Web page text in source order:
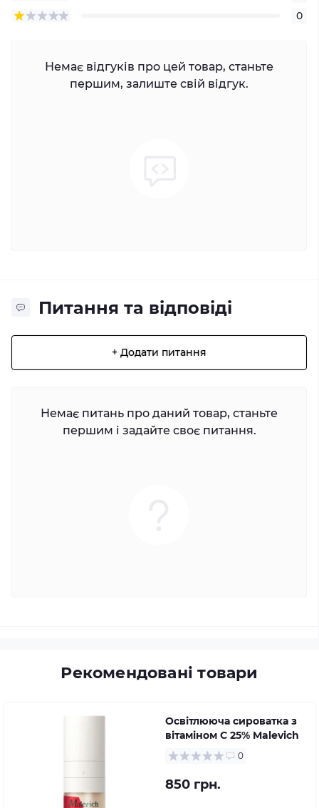
0
Немає відгуків про цей товар, станьте
першим, залиште свій відгук.
Питання та відповіді
+ Додати питання
Немає питань про даний товар, станьте
першим і задайте своє питання.
Рекомендовані товари
Освітлююча сироватка з
вітаміном С 25% Malevich
0
850 грн.